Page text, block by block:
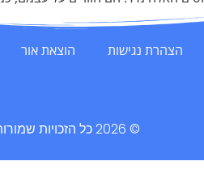
הצהרת נגישות הוצאת אור
© 2026 כל הזכויות שמורות לרואי הניג